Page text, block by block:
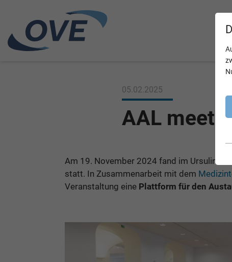
05.02.2025
AAL meets
Am 19. November 2024 fand im
statt. In Zusammenarbeit mit dem
Veranstaltung eine Plattform für den